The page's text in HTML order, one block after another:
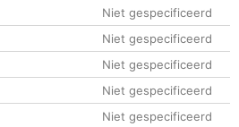
Niet gespecificeerd
Niet gespecificeerd
Niet gespecificeerd
Niet gespecificeerd
Niet gespecificeerd